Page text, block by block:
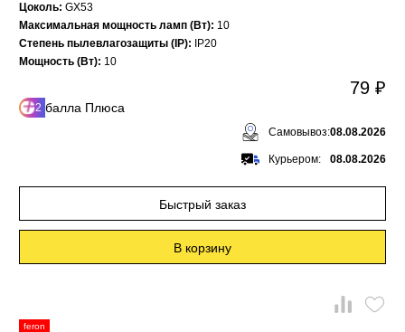
Цоколь: GX53
Максимальная мощность ламп (Вт): 10
Степень пылевлагозащиты (IP):
IP20
Мощность (Вт): 10
2 балла Плюса
79 ₽
Самовывоз:08.08.2026
Курьером: 08.08.2026
Быстрый заказ
В корзину
feron